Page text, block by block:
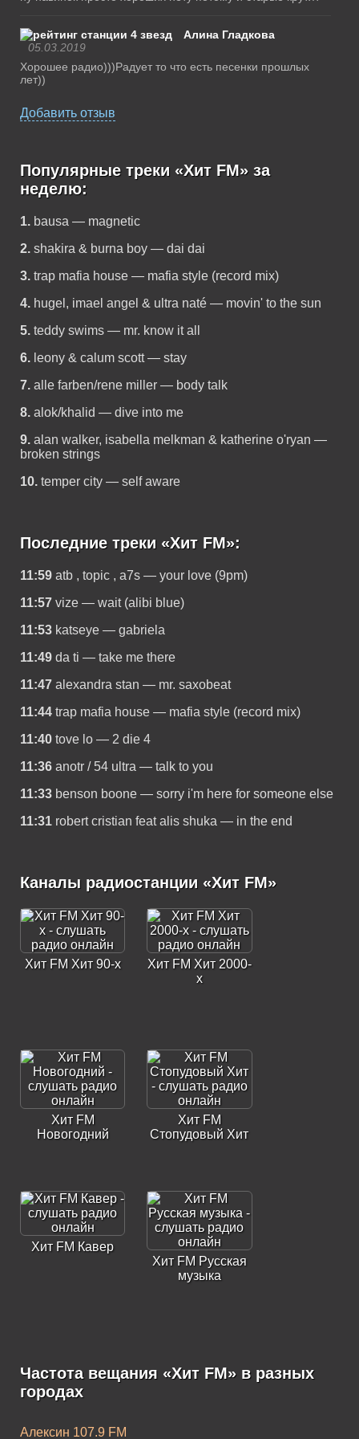
Алина Гладкова
05.03.2019
Хорошее радио)))Радует то что есть песенки прошлых
лет))
Добавить отзыв
Популярные треки «Хит FM» за
неделю:
1. bausa — magnetic
2. shakira & burna boy — dai dai
3. trap mafia house — mafia style (record mix)
4. hugel, imael angel & ultra naté — movin' to the sun
5. teddy swims — mr. know it all
6. leony & calum scott — stay
7. alle farben/rene miller — body talk
8. alok/khalid — dive into me
9. alan walker, isabella melkman & katherine o'ryan —
broken strings
10. temper city — self aware
Последние треки «Хит FM»:
11:59 atb , topic , a7s — your love (9pm)
11:57 vize — wait (alibi blue)
11:53 katseye — gabriela
11:49 da ti — take me there
11:47 alexandra stan — mr. saxobeat
11:44 trap mafia house — mafia style (record mix)
11:40 tove lo — 2 die 4
11:36 anotr / 54 ultra — talk to you
11:33 benson boone — sorry i'm here for someone else
11:31 robert cristian feat alis shuka — in the end
Каналы радиостанции «Хит FM»
Хит FM Хит 90-х
Хит FM Хит 2000-
х
Хит FM
Новогодний
Хит FM
Стопудовый Хит
Хит FM Кавер
Хит FM Русская
музыка
Хит FM Хит 2010-
х
Частота вещания «Хит FM» в разных
городах
Алексин 107.9 FM